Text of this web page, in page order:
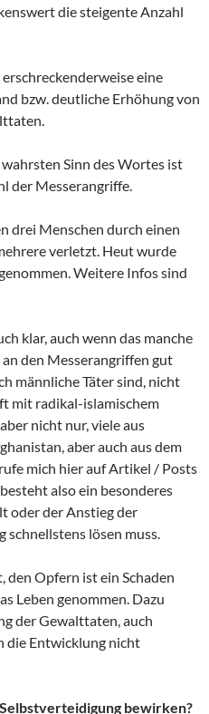
die steigente Anzahl
eine
bzw. deutliche Erhöhung von
Sinn des Wortes ist
der Messerangriffe.
drei Menschen durch einen
verletzt. Heut wurde
Weitere Infos sind
klar, auch wenn das manche
den Messerangriffen gut
männliche Täter sind, nicht
mit radikal-islamischem
nicht nur, viele aus
aber auch aus dem
mich hier auf Artikel / Posts
also ein besonderes
oder der Anstieg der
schnellstens lösen muss.
den Opfern ist ein Schaden
Leben genommen. Dazu
der Gewalttaten, auch
die Entwicklung nicht
bewirken?